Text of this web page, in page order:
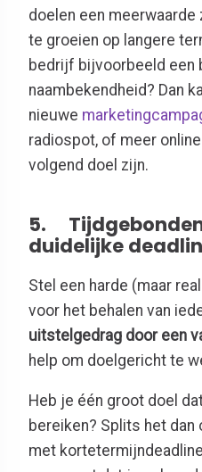
doelen een
te groeien op langere
bedrijf bijvoorbeeld een
naambekendheid? Dan
nieuwe
radiospot, of meer
volgend doel zijn.
5.
duidelijke
Stel een harde (maar
voor het behalen van
uitstelgedrag door een
help om doelgericht te
Heb je één groot doel
bereiken? Splits het dan
met